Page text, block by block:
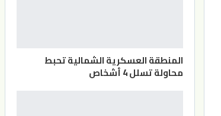
المنطقة العسكرية الشمالية تحبط
محاولة تسلل 4 أشخاص